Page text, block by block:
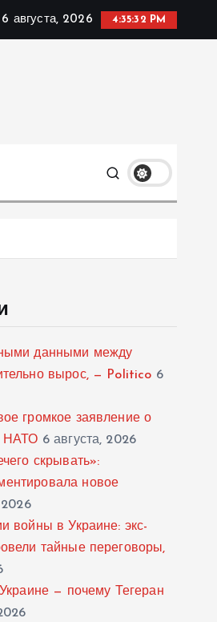
6 августа, 2026 4:35:33 PM
данными между
вырос, — Politico 6
громкое заявление о
НАТО 6 августа, 2026
скрывать»:
новое
2026
войны в Украине: экс-
тайные переговоры,
— почему Тегеран